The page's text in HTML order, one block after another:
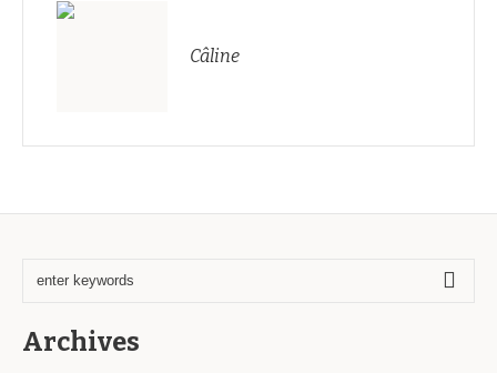
Câline
Archives